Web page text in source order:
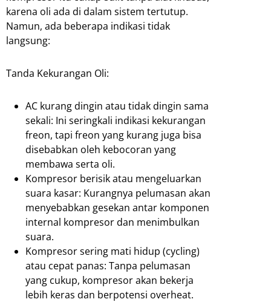
karena oli ada di dalam sistem tertutup.
Namun, ada beberapa indikasi tidak
langsung:
Tanda Kekurangan Oli:
AC kurang dingin atau tidak dingin sama
sekali: Ini seringkali indikasi kekurangan
freon, tapi freon yang kurang juga bisa
disebabkan oleh kebocoran yang
membawa serta oli.
Kompresor berisik atau mengeluarkan
suara kasar: Kurangnya pelumasan akan
menyebabkan gesekan antar komponen
internal kompresor dan menimbulkan
suara.
Kompresor sering mati hidup (cycling)
atau cepat panas: Tanpa pelumasan
yang cukup, kompresor akan bekerja
lebih keras dan berpotensi overheat.